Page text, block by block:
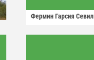
Фермин Гарсия